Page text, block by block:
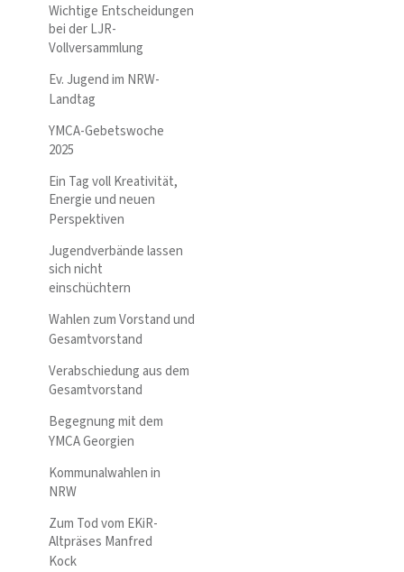
Wichtige Entscheidungen
bei der LJR-
Vollversammlung
Ev. Jugend im NRW-
Landtag
YMCA-Gebetswoche
2025
Ein Tag voll Kreativität,
Energie und neuen
Perspektiven
Jugendverbände lassen
sich nicht
einschüchtern
Wahlen zum Vorstand und
Gesamtvorstand
Verabschiedung aus dem
Gesamtvorstand
Begegnung mit dem
YMCA Georgien
Kommunalwahlen in
NRW
Zum Tod vom EKiR-
Altpräses Manfred
Kock